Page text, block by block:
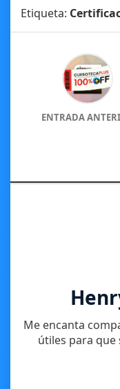
Etiqueta:
ENTRADA
Me encanta
útiles para que